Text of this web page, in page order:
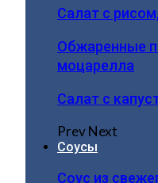
Салат с
Обжаренные
моцарелла
Салат с
PrevNext
Соусы
Соус из